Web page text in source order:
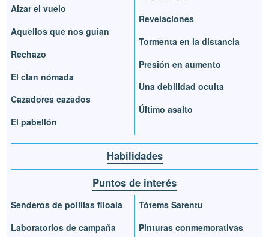
Alzar el vuelo
Aquellos que nos guian
Rechazo
El clan nómada
Cazadores cazados
El pabellón
Revelaciones
Tormenta en la distancia
Presión en aumento
Una debilidad oculta
Último asalto
Habilidades
Puntos de interés
Senderos de polillas filoala
Laboratorios de campaña
Tótems Sarentu
Pinturas conmemorativas